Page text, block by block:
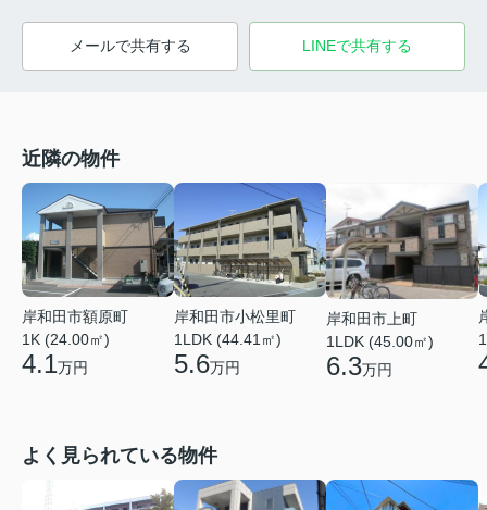
メールで共有する LINEで共有する
近隣の物件
岸和田市額原町
1K (24.00㎡)
4.1万円
岸和田市小松里町
1LDK (44.41㎡)
5.6万円
岸和田市上町
1LDK (45.00㎡)
6.3万円
よく見られている物件